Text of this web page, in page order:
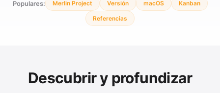
Populares: Merlin Project Versión macOS Kanban
Referencias
Descubrir y profundizar